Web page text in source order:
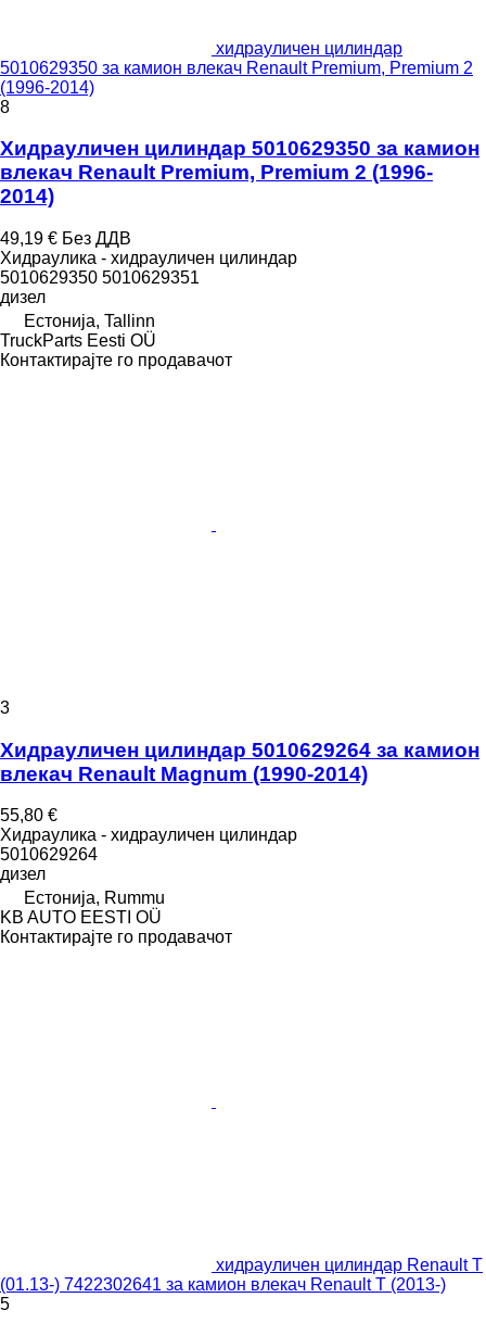
хидрауличен цилиндар
5010629350 за камион влекач Renault Premium, Premium 2
(1996-2014)
8
Хидрауличен цилиндар 5010629350 за камион
влекач Renault Premium, Premium 2 (1996-
2014)
49,19 € Без ДДВ
Хидраулика - хидрауличен цилиндар
5010629350 5010629351
дизел
Естонија, Tallinn
TruckParts Eesti OÜ
Контактирајте го продавачот
3
Хидрауличен цилиндар 5010629264 за камион
влекач Renault Magnum (1990-2014)
55,80 €
Хидраулика - хидрауличен цилиндар
5010629264
дизел
Естонија, Rummu
KB AUTO EESTI OÜ
Контактирајте го продавачот
хидрауличен цилиндар Renault T
(01.13-) 7422302641 за камион влекач Renault T (2013-)
5